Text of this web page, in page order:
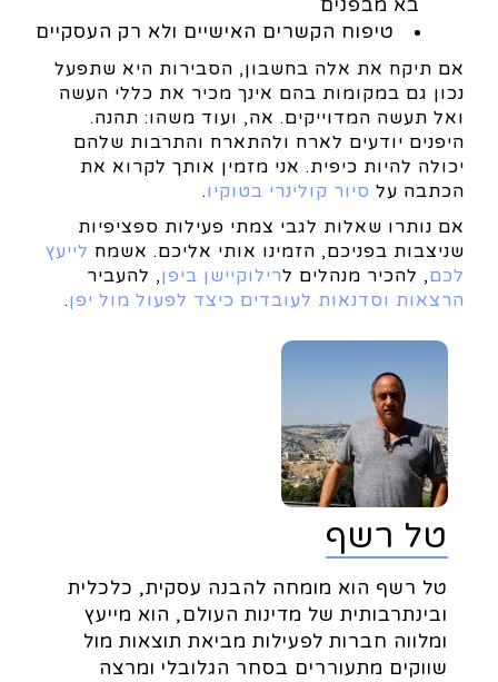
בא מבפנים
טיפוח הקשרים האישיים ולא רק העסקיים
אם תיקח את אלה בחשבון, הסבירות היא שתפעל
נכון גם במקומות בהם אינך מכיר את כללי העשה
ואל תעשה המדוייקים. אה, ועוד משהו: תהנה.
היפנים יודעים לארח ולהתארח והתרבות שלהם
יכולה להיות כיפית. אני מזמין אותך לקרוא את
הכתבה על סיור קולינרי בטוקיו.
אם נותרו שאלות לגבי צמתי פעילות ספציפיות
שניצבות בפניכם, הזמינו אותי אליכם. אשמח לייעץ
לכם, להכיר מנהלים לרילוקיישן ביפן, להעביר
הרצאות וסדנאות לעובדים כיצד לפעול מול יפן.
טל רשף
טל רשף הוא מומחה להבנה עסקית, כלכלית
ובינתרבותית של מדינות העולם, הוא מייעץ
ומלווה חברות לפעילות מביאת תוצאות מול
שווקים מתעוררים בסחר הגלובלי ומרצה